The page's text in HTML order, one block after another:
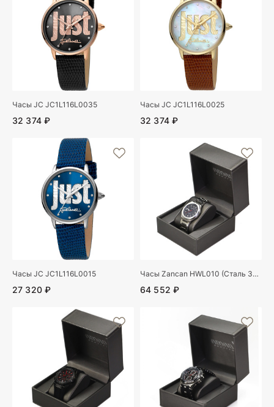
Часы JC JC1L116L0035
32 374 ₽
Часы JC JC1L116L0025
32 374 ₽
Часы JC JC1L116L0015
27 320 ₽
Часы Zancan HWL010 (Сталь 304)
64 552 ₽